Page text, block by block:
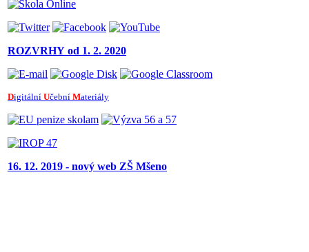
ROZVRHY od 1. 2. 2020
Digitální Učební Materiály
16. 12. 2019 - nový web ZŠ Mšeno